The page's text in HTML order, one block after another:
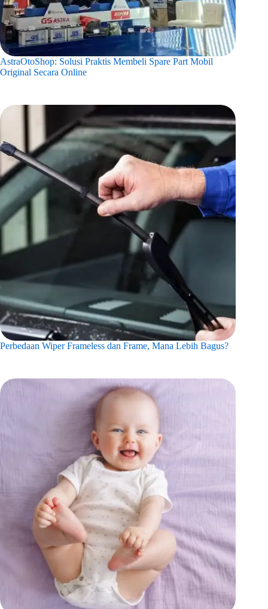
AstraOtoShop: Solusi Praktis Membeli Spare Part Mobil
Original Secara Online
Perbedaan Wiper Frameless dan Frame, Mana Lebih Bagus?